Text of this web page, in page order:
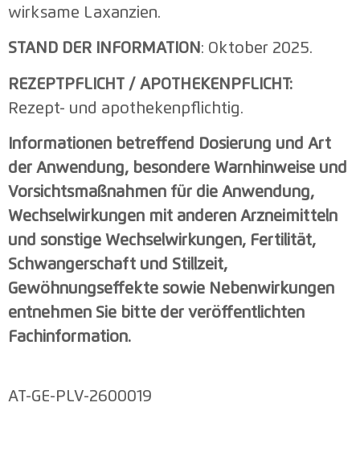
wirksame Laxanzien.
STAND DER INFORMATION: Oktober 2025.
REZEPTPFLICHT / APOTHEKENPFLICHT:
Rezept- und apothekenpflichtig.
Informationen betreffend Dosierung und Art
der Anwendung, besondere Warnhinweise und
Vorsichtsmaßnahmen für die Anwendung,
Wechselwirkungen mit anderen Arzneimitteln
und sonstige Wechselwirkungen, Fertilität,
Schwangerschaft und Stillzeit,
Gewöhnungseffekte sowie Nebenwirkungen
entnehmen Sie bitte der veröffentlichten
Fachinformation.
AT-GE-PLV-2600019